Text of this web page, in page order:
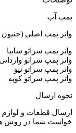
پمپ آب
واتر پمپ اصلی
واتر پمپ سراتو سایپا
واتر پمپ سراتو وارداتی
واتر پمپ سراتو نیو
واتر پمپ سراتو کوپه
نحوه ارسال
ارسال قطعات و لوازم
خواست شما در روش